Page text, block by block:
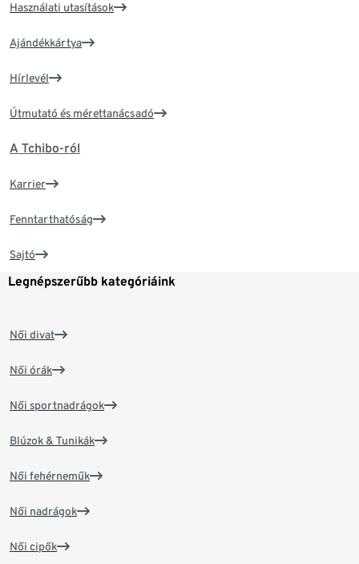
Használati utasítások
Ajándékkártya
Hírlevél
Útmutató és mérettanácsadó
A Tchibo-ról
Karrier
Fenntarthatóság
Sajtó
Legnépszerűbb kategóriáink
Női divat
Női órák
Női sportnadrágok
Blúzok & Tunikák
Női fehérneműk
Női nadrágok
Női cipők